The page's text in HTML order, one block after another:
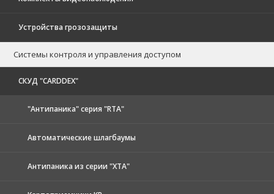
Устройства грозозащиты
Системы контроля и управления доступом
CКУД "CARDDEX"
"Антипаника" серия "RTA"
Автоматические шлагбаумы
Антипаника из серии "XTA"